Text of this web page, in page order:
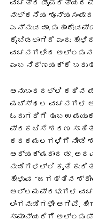
ವಿಚಿತ್ರ ವೈಪರಿತ್ಯದ
ನಾಲ್ಕನೆಯ
ಎನ್ನುವ ಡಾ.
ಕೈಬಿಡಲಾಗಿದೆ ಎಂದು
ವಚನಗಳಿಂದ ಅಲ್ಲಮನ
ಎಂಬ ನಿರ್ಣಯಕ್ಕೆ
ಅನುಬಂಧದಲ್ಲಿ ಕಠಿನ
ಷಟ್ಸ್ಥಲ ವಚನಗಳ
ಓದುಗರಿಗೆ ತುಂಬ
ಪ್ರಕಟಿಸಿ ಶರಣ
ಕರಕಮಲಗಳಿಗೆ ನೀಡಿ
ಅಧ್ಯಕ್ಷರಾದ ಡಾ.
ನುಡಿಗಳಲ್ಲಿ ಕೃತಿ
ಹೇಳುವ-“ಜಗತ್ತಿನ
ಅಲ್ಲಮಪ್ರಭುಗಳ
ಲಿಂಗನುಡಿಗಳೇ ಆಗಿವೆ.
ಸಾಮಾನ್ಯರಿಗೆ